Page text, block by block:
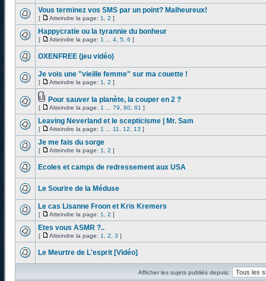
Vous terminez vos SMS par un point? Malheureux!
[ Atteindre la page: 1 2 ]
Happycratie ou la tyrannie du bonheur
[ Atteindre la page: 1 4 5 6 ]
OXENFREE (jeu vidéo)
Je vois une "vieille femme" sur ma couette !
[ Atteindre la page: 1 2 ]
Pour sauver la planète, la couper en 2 ?
[ Atteindre la page: 1 79 80 81 ]
Leaving Neverland et le scepticisme | Mr. Sam
[ Atteindre la page: 1 11 12 13 ]
Je me fais du sorge
[ Atteindre la page: 1 2 ]
Ecoles et camps de redressement aux USA
Le Sourire de la Méduse
Le cas Lisanne Froon et Kris Kremers
[ Atteindre la page: 1 2 ]
Etes vous ASMR ?..
[ Atteindre la page: 1 2 3 ]
Le Meurtre de L'esprit [Vidéo]
Afficher les sujets publiés depuis: